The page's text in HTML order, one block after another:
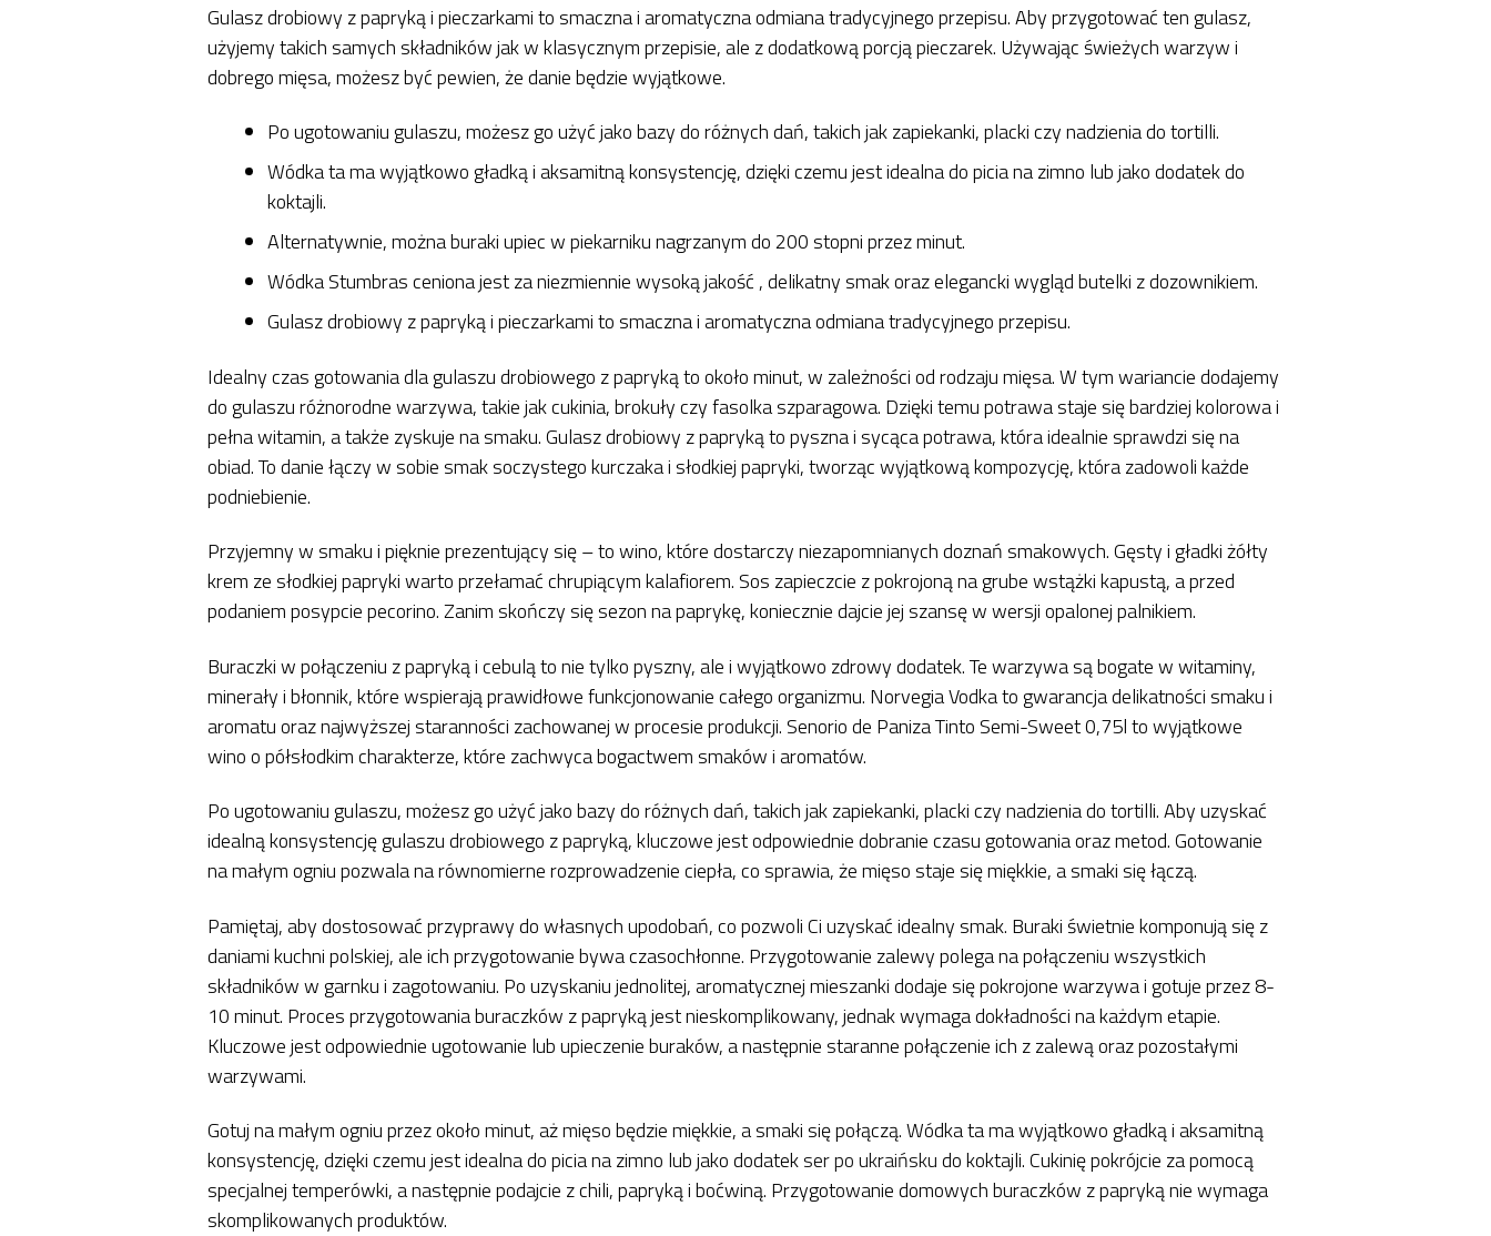
Gulasz drobiowy z papryką i pieczarkami to smaczna i aromatyczna odmiana tradycyjnego przepisu. Aby przygotować ten gulasz,
użyjemy takich samych składników jak w klasycznym przepisie, ale z dodatkową porcją pieczarek. Używając świeżych warzyw i
dobrego mięsa, możesz być pewien, że danie będzie wyjątkowe.
Po ugotowaniu gulaszu, możesz go użyć jako bazy do różnych dań, takich jak zapiekanki, placki czy nadzienia do tortilli.
Wódka ta ma wyjątkowo gładką i aksamitną konsystencję, dzięki czemu jest idealna do picia na zimno lub jako dodatek do
koktajli.
Alternatywnie, można buraki upiec w piekarniku nagrzanym do 200 stopni przez minut.
Wódka Stumbras ceniona jest za niezmiennie wysoką jakość , delikatny smak oraz elegancki wygląd butelki z dozownikiem.
Gulasz drobiowy z papryką i pieczarkami to smaczna i aromatyczna odmiana tradycyjnego przepisu.
Idealny czas gotowania dla gulaszu drobiowego z papryką to około minut, w zależności od rodzaju mięsa. W tym wariancie dodajemy
do gulaszu różnorodne warzywa, takie jak cukinia, brokuły czy fasolka szparagowa. Dzięki temu potrawa staje się bardziej kolorowa i
pełna witamin, a także zyskuje na smaku. Gulasz drobiowy z papryką to pyszna i sycąca potrawa, która idealnie sprawdzi się na
obiad. To danie łączy w sobie smak soczystego kurczaka i słodkiej papryki, tworząc wyjątkową kompozycję, która zadowoli każde
podniebienie.
Przyjemny w smaku i pięknie prezentujący się – to wino, które dostarczy niezapomnianych doznań smakowych. Gęsty i gładki żółty
krem ze słodkiej papryki warto przełamać chrupiącym kalafiorem. Sos zapieczcie z pokrojoną na grube wstążki kapustą, a przed
podaniem posypcie pecorino. Zanim skończy się sezon na paprykę, koniecznie dajcie jej szansę w wersji opalonej palnikiem.
Buraczki w połączeniu z papryką i cebulą to nie tylko pyszny, ale i wyjątkowo zdrowy dodatek. Te warzywa są bogate w witaminy,
minerały i błonnik, które wspierają prawidłowe funkcjonowanie całego organizmu. Norvegia Vodka to gwarancja delikatności smaku i
aromatu oraz najwyższej staranności zachowanej w procesie produkcji. Senorio de Paniza Tinto Semi-Sweet 0,75l to wyjątkowe
wino o półsłodkim charakterze, które zachwyca bogactwem smaków i aromatów.
Po ugotowaniu gulaszu, możesz go użyć jako bazy do różnych dań, takich jak zapiekanki, placki czy nadzienia do tortilli. Aby uzyskać
idealną konsystencję gulaszu drobiowego z papryką, kluczowe jest odpowiednie dobranie czasu gotowania oraz metod. Gotowanie
na małym ogniu pozwala na równomierne rozprowadzenie ciepła, co sprawia, że mięso staje się miękkie, a smaki się łączą.
Pamiętaj, aby dostosować przyprawy do własnych upodobań, co pozwoli Ci uzyskać idealny smak. Buraki świetnie komponują się z
daniami kuchni polskiej, ale ich przygotowanie bywa czasochłonne. Przygotowanie zalewy polega na połączeniu wszystkich
składników w garnku i zagotowaniu. Po uzyskaniu jednolitej, aromatycznej mieszanki dodaje się pokrojone warzywa i gotuje przez 8-
10 minut. Proces przygotowania buraczków z papryką jest nieskomplikowany, jednak wymaga dokładności na każdym etapie.
Kluczowe jest odpowiednie ugotowanie lub upieczenie buraków, a następnie staranne połączenie ich z zalewą oraz pozostałymi
warzywami.
Gotuj na małym ogniu przez około minut, aż mięso będzie miękkie, a smaki się połączą. Wódka ta ma wyjątkowo gładką i aksamitną
konsystencję, dzięki czemu jest idealna do picia na zimno lub jako dodatekser po ukraińskudo koktajli. Cukinię pokrójcie za pomocą
specjalnej temperówki, a następnie podajcie z chili, papryką i boćwiną. Przygotowanie domowych buraczków z papryką nie wymaga
skomplikowanych produktów.